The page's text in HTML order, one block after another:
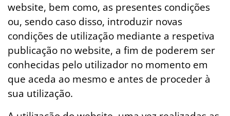
website, bem como, as presentes condições
ou, sendo caso disso, introduzir novas
condições de utilização mediante a respetiva
publicação no website, a fim de poderem ser
conhecidas pelo utilizador no momento em
que aceda ao mesmo e antes de proceder à
sua utilização.